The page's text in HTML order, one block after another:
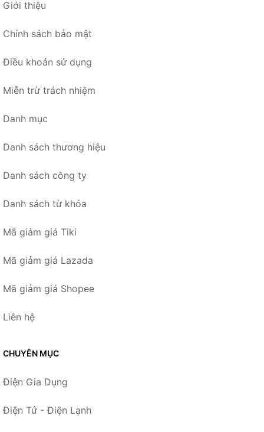
Giới thiệu
Chính sách bảo mật
Điều khoản sử dụng
Miễn trừ trách nhiệm
Danh mục
Danh sách thương hiệu
Danh sách công ty
Danh sách từ khóa
Mã giảm giá Tiki
Mã giảm giá Lazada
Mã giảm giá Shopee
Liên hệ
CHUYÊN MỤC
Điện Gia Dụng
Điện Tử - Điện Lạnh